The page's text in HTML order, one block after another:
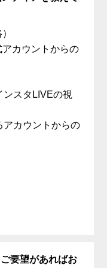
カウントからの
ンスタLIVEの視
アカウントからの
要望があればお